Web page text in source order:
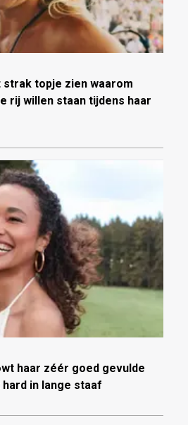
strak topje zien waarom
rij willen staan tijdens haar
haar zéér goed gevulde
in lange staaf